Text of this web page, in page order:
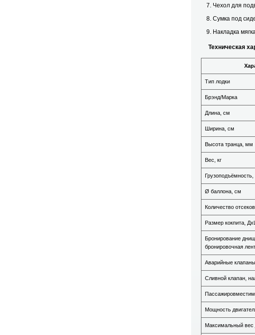
Чехол для
Сумка под
Накладка
Техническая
Тип лодки
Брэнд/Марка
Длина, см
Ширина, см
Высота транца, мм
Вес, кг
Грузоподъёмность,
Ø баллона, см
Количество отсеков
Размер кокпита,
Бронирование
бронировочная
Аварийные
Сливной клапан,
Мощность
Максимальный вес